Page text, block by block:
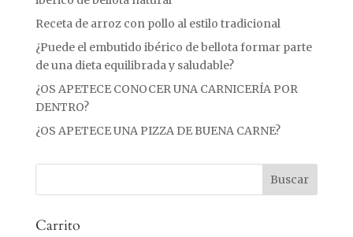
Receta de arroz con pollo al estilo tradicional
¿Puede el embutido ibérico de bellota formar parte
de una dieta equilibrada y saludable?
¿OS APETECE CONOCER UNA CARNICERÍA POR
DENTRO?
¿OS APETECE UNA PIZZA DE BUENA CARNE?
Carrito